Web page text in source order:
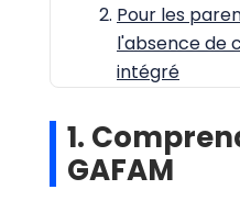
Pour les
l'absence de
intégré
1.
GAFAM